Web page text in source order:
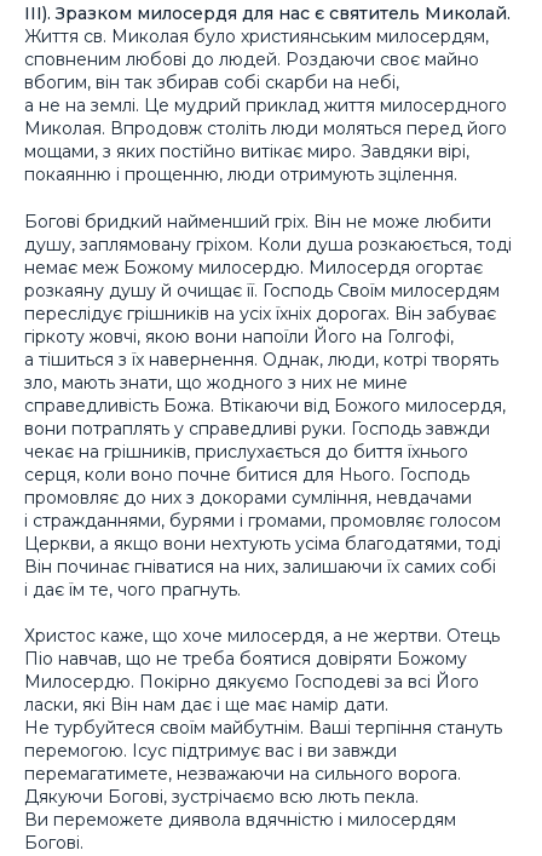
ІІІ). Зразком милосердя для нас є святитель Миколай.
Життя св. Миколая було християнським милосердям,
сповненим любові до людей. Роздаючи своє майно
вбогим, він так збирав собі скарби на небі,
а не на землі. Це мудрий приклад життя милосердного
Миколая. Впродовж століть люди моляться перед його
мощами, з яких постійно витікає миро. Завдяки вірі,
покаянню і прощенню, люди отримують зцілення.
Богові бридкий найменший гріх. Він не може любити
душу, заплямовану гріхом. Коли душа розкаюється, тоді
немає меж Божому милосердю. Милосердя огортає
розкаяну душу й очищає її. Господь Своїм милосердям
переслідує грішників на усіх їхніх дорогах. Він забуває
гіркоту жовчі, якою вони напоїли Його на Голгофі,
а тішиться з їх навернення. Однак, люди, котрі творять
зло, мають знати, що жодного з них не мине
справедливість Божа. Втікаючи від Божого милосердя,
вони потраплять у справедливі руки. Господь завжди
чекає на грішників, прислухається до биття їхнього
серця, коли воно почне битися для Нього. Господь
промовляє до них з докорами сумління, невдачами
і стражданнями, бурями і громами, промовляє голосом
Церкви, а якщо вони нехтують усіма благодатями, тоді
Він починає гніватися на них, залишаючи їх самих собі
і дає їм те, чого прагнуть.
Христос каже, що хоче милосердя, а не жертви. Отець
Піо навчав, що не треба боятися довіряти Божому
Милосердю. Покірно дякуємо Господеві за всі Його
ласки, які Він нам дає і ще має намір дати.
Не турбуйтеся своїм майбутнім. Ваші терпіння стануть
перемогою. Ісус підтримує вас і ви завжди
перемагатимете, незважаючи на сильного ворога.
Дякуючи Богові, зустрічаємо всю лють пекла.
Ви переможете диявола вдячністю і милосердям
Богові.